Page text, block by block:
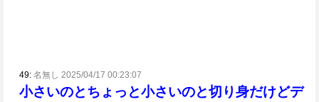
49: 名無し 2025/04/17 00:23:07
小さいのとちょっと小さいのと切り身だけどデ